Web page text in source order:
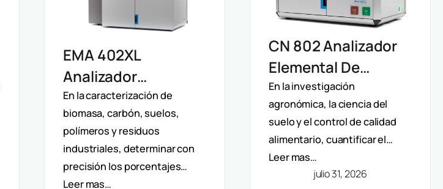
EMA 402XL
Analizador
Elemental Macro
CHNS Velp:
Caracterización De
Muestras
Heterogéneas Y
En la caracterización de
biomasa, carbón, suelos,
polímeros y residuos
industriales, determinar con
precisión los porcentajes…
Leer mas…
CN 802 Analizador
Elemental De
Carbono Y
Nitrógeno Velp:
Determinación
Rápida Por Método
Dumas (TC, TOC,
En la investigación
agronómica, la ciencia del
suelo y el control de calidad
alimentario, cuantificar el…
Leer mas…
julio 31, 2026